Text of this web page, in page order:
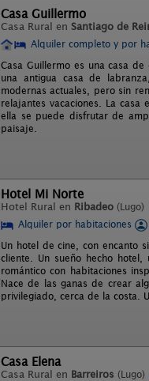
Casa Guillermo
Casa Rural en Santiago de
Alquiler completo y por
Casa Guillermo es una casa
una antigua casa de
modernas actuales, pero sin
relajantes vacaciones. La
ella se puede disfrutar de
paisaje.
Hotel Mi Norte
Hotel Rural en Ribadeo (Lugo)
Alquiler por habitaciones
Un hotel de cine, con encanto
cliente. Un sueño hecho
romántico con habitaciones
Nace de las ganas de crear
privilegiado, cerca de la costa.
Casa Elena
Casa Rural en Barreiros (Lugo)